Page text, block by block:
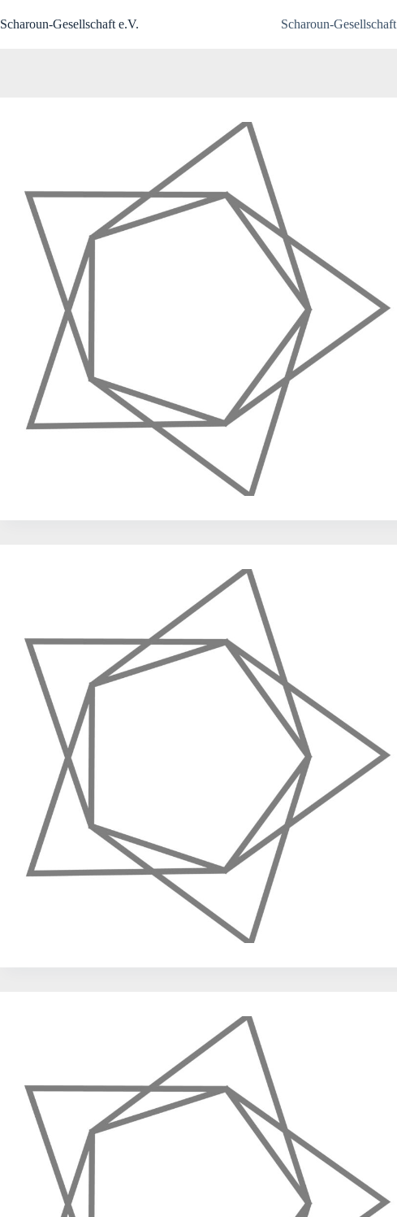
Inhalt
Scharoun-Gesellschaft e.V. Scharoun-Gesellschaft